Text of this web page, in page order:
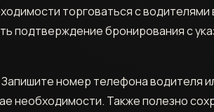
торговаться с
подтверждение бронирования с
номер телефона водителя
необходимости. Также полезно